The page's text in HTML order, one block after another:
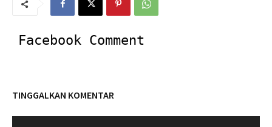
Facebook Comment
TINGGALKAN KOMENTAR